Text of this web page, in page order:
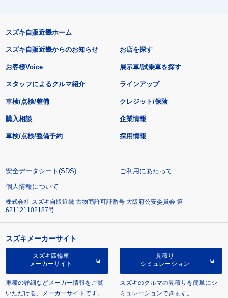
スズキ自販近畿ホーム
スズキ自販近畿からのお知らせ
お客様Voice
スタッフによるクルマ紹介
お店を探す
展示車/試乗車を探す
ラインアップ
車検/点検/整備 クレジット/保険
購入相談
車検/点検/整備予約
企業情報
採用情報
安全データシート(SDS)
ご利用にあたって
個人情報について
株式会社 スズキ自販近畿 古物商許可証番号 大阪府公安委員会 第
621121102187号
スズキメーカーサイト
スズキ四輪車
メーカーサイト
車種の詳細などメーカー情報をご覧
いただける、メーカーサイトです。
見積り
シミュレーション
スズキのクルマの見積りを簡単にシ
ミュレーションできます。